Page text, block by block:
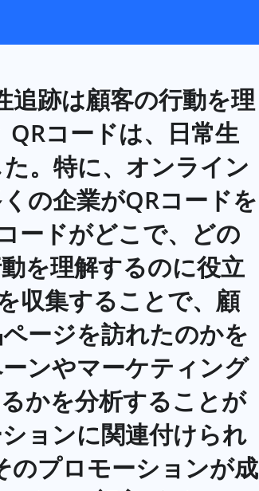
追跡は顧客の行動を理
コードは、日常生
。特に、オンライン
の企業がQRコードを
ードがどこで、どの
を理解するのに役立
収集することで、顧
ージを訪れたのかを
ンやマーケティング
かを分析することが
ョンに関連付けられ
のプロモーションが成